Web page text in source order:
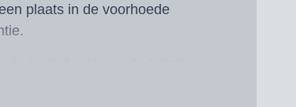
plaats in de voorhoede